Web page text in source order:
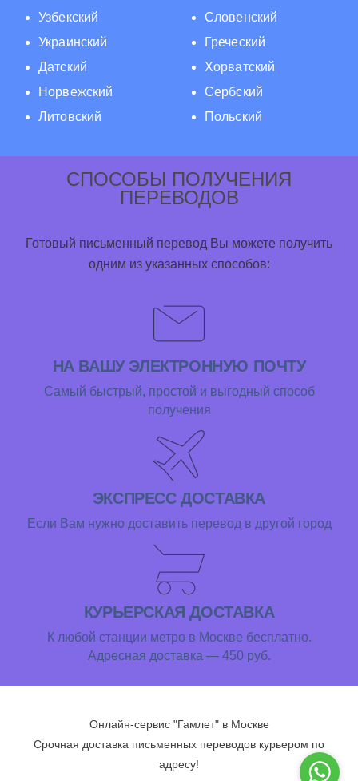
Узбекский
Украинский
Датский
Норвежский
Литовский
Словенский
Греческий
Хорватский
Сербский
Польский
СПОСОБЫ ПОЛУЧЕНИЯ
ПЕРЕВОДОВ
Готовый письменный перевод Вы можете получить
одним из указанных способов:
НА ВАШУ ЭЛЕКТРОННУЮ ПОЧТУ
Самый быстрый, простой и выгодный способ
получения
ЭКСПРЕСС ДОСТАВКА
Если Вам нужно доставить перевод в другой город
КУРЬЕРСКАЯ ДОСТАВКА
К любой станции метро в Москве бесплатно.
Адресная доставка — 450 руб.
Онлайн-сервис "Гамлет" в Москве
Срочная доставка письменных переводов курьером по
адресу!